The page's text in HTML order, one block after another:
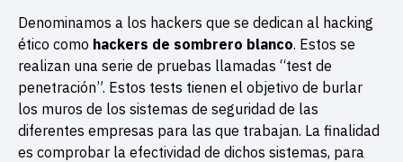
Denominamos a los hackers que se dedican al hacking
ético como hackers de sombrero blanco. Estos se
realizan una serie de pruebas llamadas “test de
penetración”. Estos tests tienen el objetivo de burlar
los muros de los sistemas de seguridad de las
diferentes empresas para las que trabajan. La finalidad
es comprobar la efectividad de dichos sistemas, para